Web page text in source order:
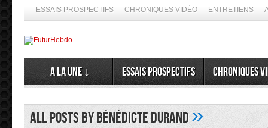
ESSAIS PROSPECTIFS CHRONIQUES VIDÉO ENTRETIENS
A la Une ↓ Essais prospectifs Chroniques
All posts by Bénédicte Durand»